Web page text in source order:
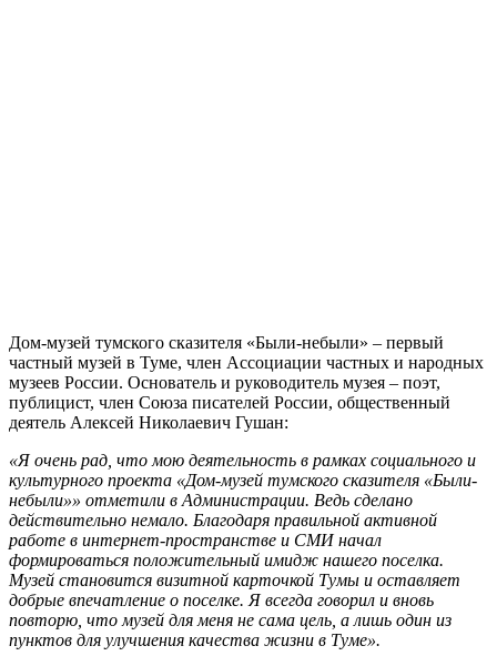
Дом-музей тумского сказителя «Были-небыли» – первый
частный музей в Туме, член Ассоциации частных и народных
музеев России. Основатель и руководитель музея – поэт,
публицист, член Союза писателей России, общественный
деятель Алексей Николаевич Гушан:
«Я очень рад, что мою деятельность в рамках социального и
культурного проекта «Дом-музей тумского сказителя «Были-
небыли»» отметили в Администрации. Ведь сделано
действительно немало. Благодаря правильной активной
работе в интернет-пространстве и СМИ начал
формироваться положительный имидж нашего поселка.
Музей становится визитной карточкой Тумы и оставляет
добрые впечатление о поселке. Я всегда говорил и вновь
повторю, что музей для меня не сама цель, а лишь один из
пунктов для улучшения качества жизни в Туме».